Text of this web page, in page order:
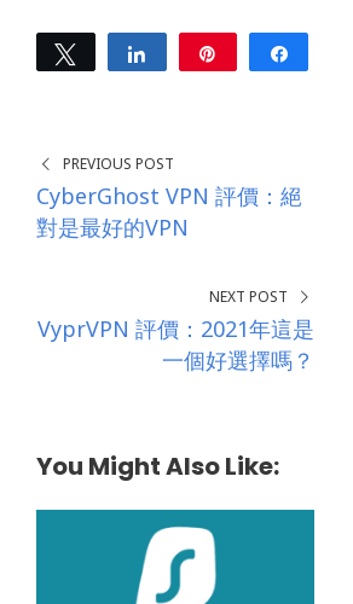
r
e
s
Tweet Share
PREVIOUS POST
CyberGhost VPN 評價：絕
對是最好的VPN
NEXT POST
VyprVPN 評價：2021年這是
一個好選擇嗎？
You Might Also Like: